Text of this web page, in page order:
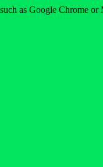
as Google Chrome